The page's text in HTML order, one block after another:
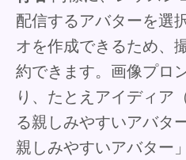
配信するアバターを選
オを作成できるため、
約できます。画像プロ
り、たとえアイディア
る親しみやすいアバタ
親しみやすいアバター